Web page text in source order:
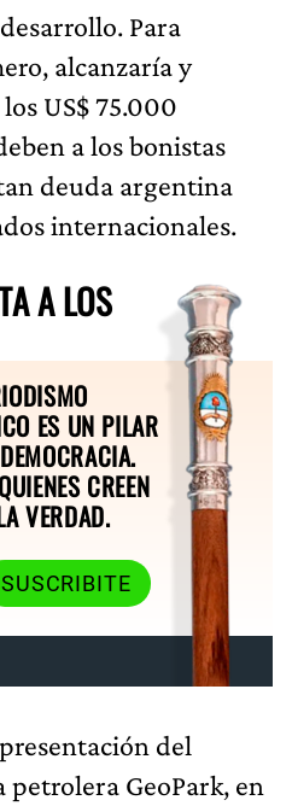
Para
alcanzaría y
US$ 75.000
a los bonistas
deuda argentina
internacionales.
A LOS
ES UN PILAR
CREEN
VERDAD.
SUSCRIBITE
del
petrolera GeoPark, en